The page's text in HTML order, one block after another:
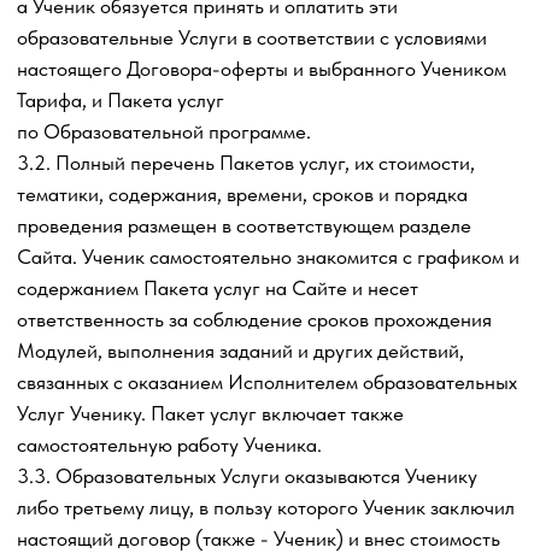
В случае отказа Учеником на получение
информационной и рекламной рассылки Ученик
лишается возможности получать актуальную
информацию об изменениях по документам, Модулям и
процессу обучения на электронную почту Ученика.
4.5. Моментом заключения договора на получение
образовательных Услуг является осуществление
Учеником оплаты предложенных Исполнителем Услуг
(полностью или частично). В отношении
образовательных Услуг, предлагаемых Исполнителем по
акциям/специальным предложениям, при их наличии, с
условиями оплаты частями, полным и безоговорочным
акцептом настоящей Оферты является осуществление
Учеником оплаты первой части от стоимости Услуг.
Датой акцепта оферты Учеником (датой заключения
Договора-оферты) считается дата зачисления
денежных средств за оказание Исполнителем
образовательных Услуг на расчетный счет Исполнителя.
4.5.1. Моментом начала оказания образовательныхУслуг
считается подключение к Платформе Getcourse (Гет
курс)https://getcourse.ru/ или иной подобной
платформе для обучения по Образовательной
программе по Пакету услуг по Договору-оферте, на
которой оказываются Услуги. В зависимости от того
какое событие произошло раньше с этого момента